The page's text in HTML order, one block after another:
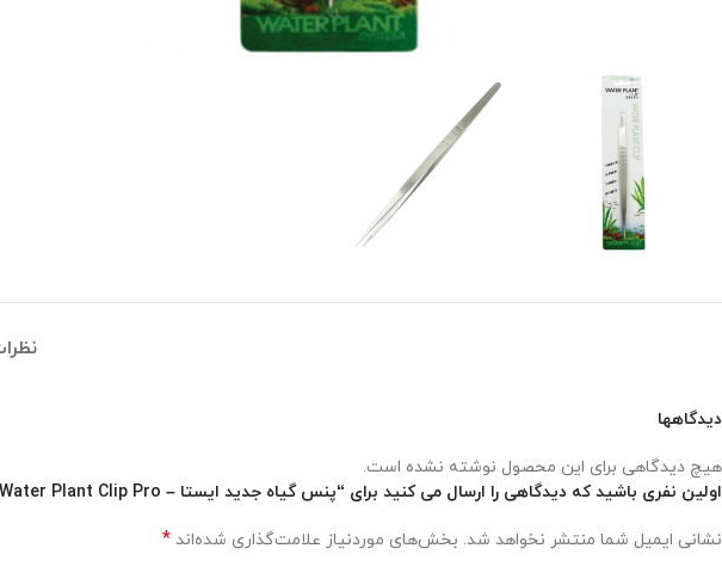
دیدگاهها
هیچ دیدگاهی برای این محصول نوشته نشده است.
اولین نفری باشید که دیدگاهی را ارسال می کنید برای “پنس گیاه جدید ایستا – Ista Water Plant Clip Pro”
نشانی ایمیل شما منتشر نخواهد شد. بخش‌های موردنیاز علامت‌گذاری شده‌اند *